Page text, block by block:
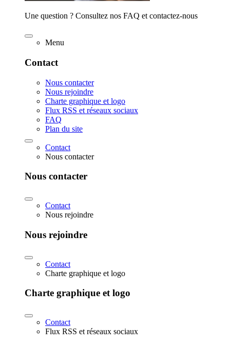
Une question ? Consultez nos FAQ et contactez-nous
Menu
Contact
Nous contacter
Nous rejoindre
Charte graphique et logo
Flux RSS et réseaux sociaux
FAQ
Plan du site
Contact
Nous contacter
Nous contacter
Contact
Nous rejoindre
Nous rejoindre
Contact
Charte graphique et logo
Charte graphique et logo
Contact
Flux RSS et réseaux sociaux